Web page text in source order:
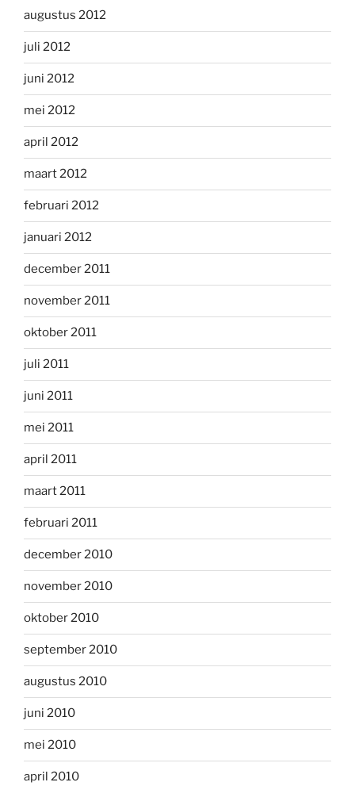
augustus 2012
juli 2012
juni 2012
mei 2012
april 2012
maart 2012
februari 2012
januari 2012
december 2011
november 2011
oktober 2011
juli 2011
juni 2011
mei 2011
april 2011
maart 2011
februari 2011
december 2010
november 2010
oktober 2010
september 2010
augustus 2010
juni 2010
mei 2010
april 2010